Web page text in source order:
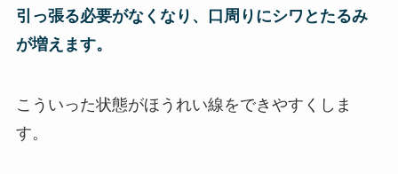
引っ張る必要がなくなり、口周りにシワとたるみ
が増えます。
こういった状態がほうれい線をできやすくしま
す。